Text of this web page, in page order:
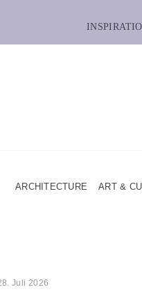
ARCHITECTURE ART &
Juli 2026